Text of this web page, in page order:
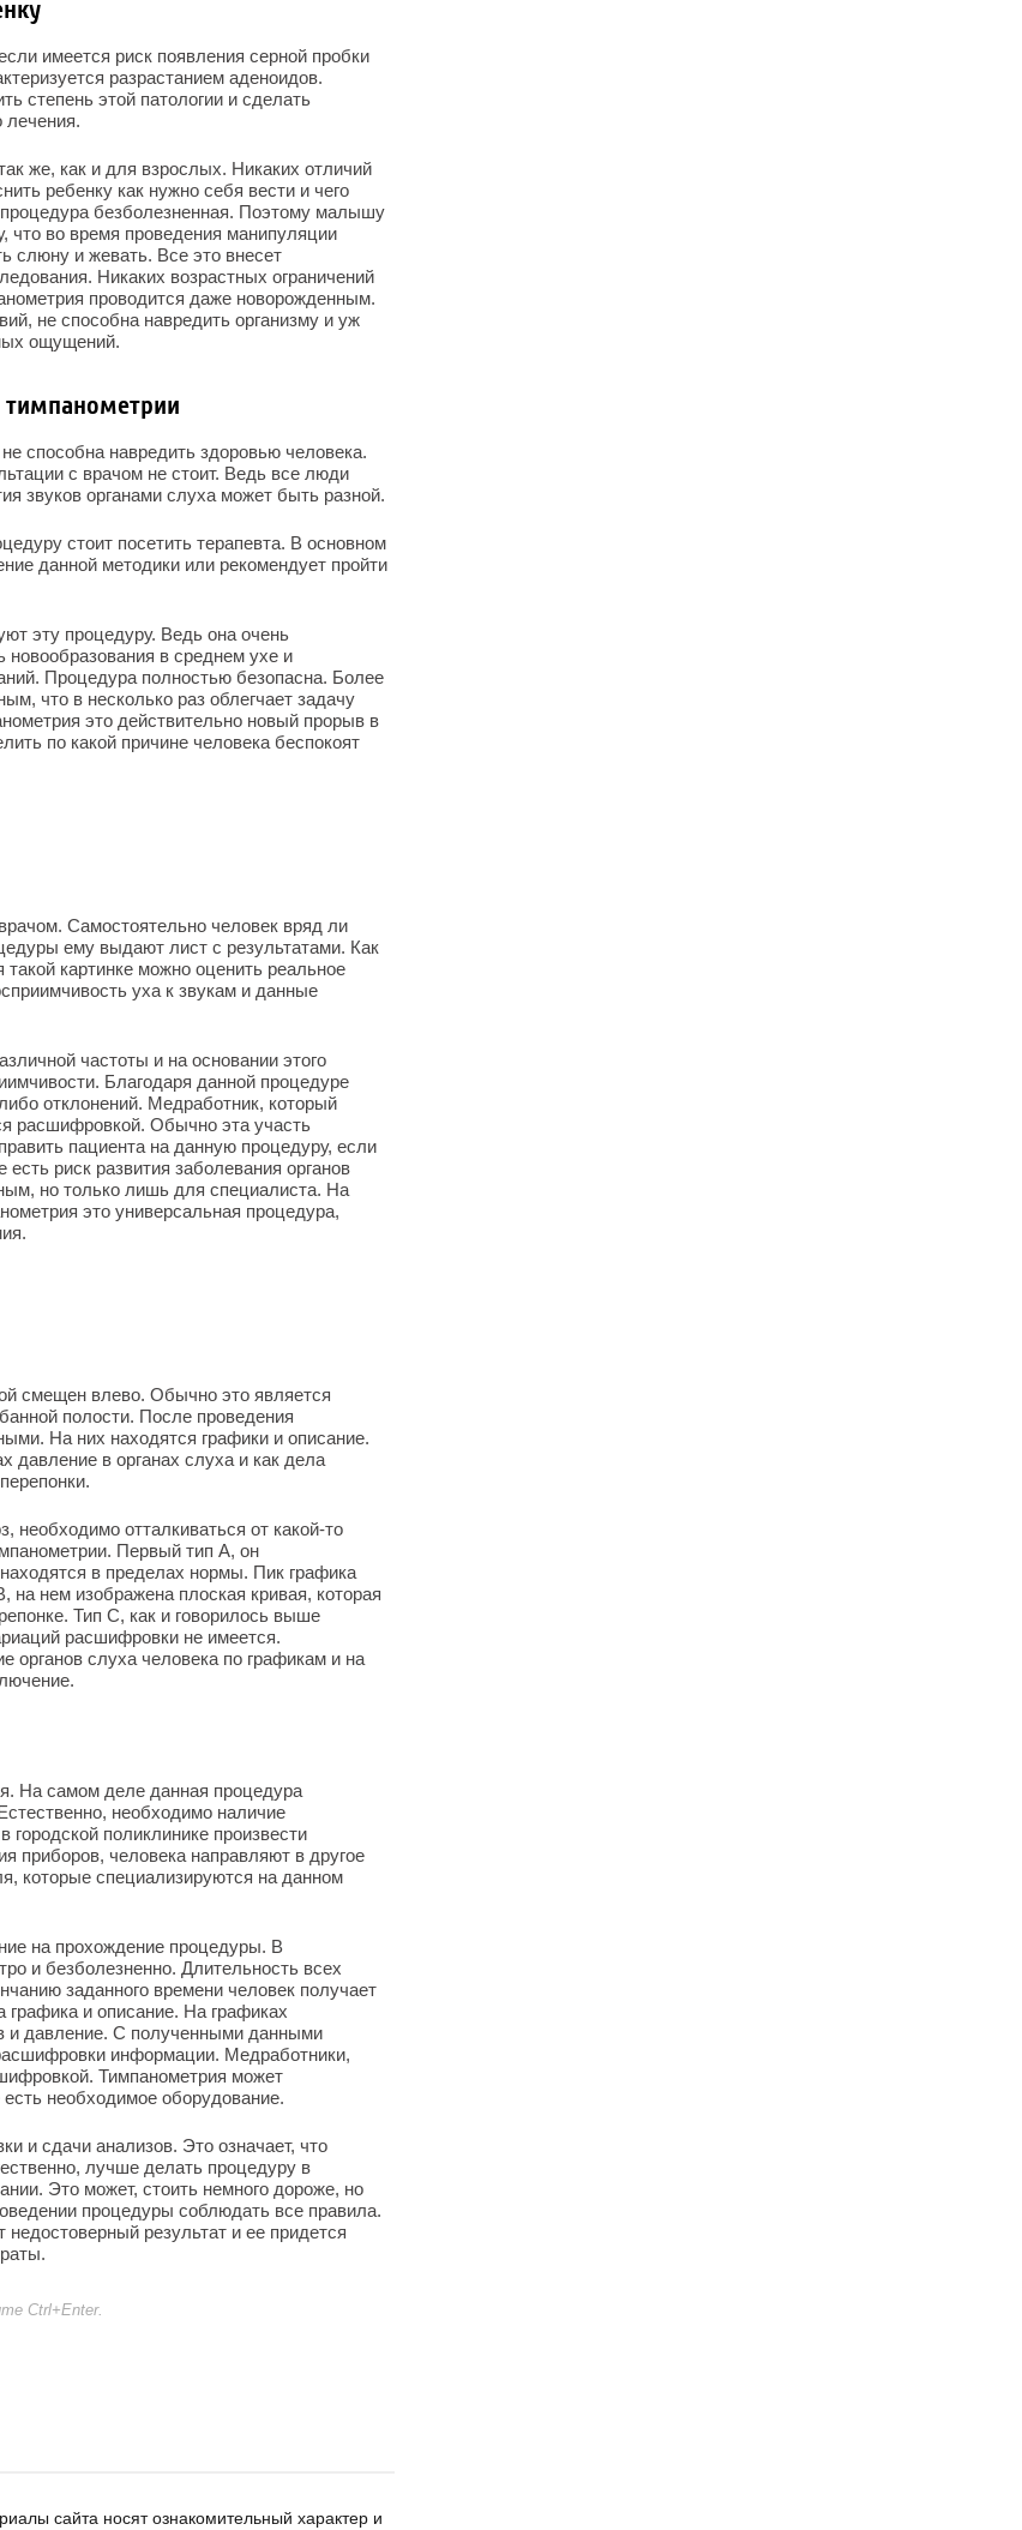
имеется риск появления серной пробки
разрастанием аденоидов.
степень этой патологии и сделать
лечения.
же, как и для взрослых. Никаких отличий
ребенку как нужно себя вести и чего
безболезненная. Поэтому малышу
что во время проведения манипуляции
слюну и жевать. Все это внесет
Никаких возрастных ограничений
проводится даже новорожденным.
не способна навредить организму и уж
ощущений.
способна навредить здоровью человека.
с врачом не стоит. Ведь все люди
звуков органами слуха может быть разной.
стоит посетить терапевта. В основном
данной методики или рекомендует пройти
эту процедуру. Ведь она очень
в среднем ухе и
Процедура полностью безопасна. Более
что в несколько раз облегчает задачу
это действительно новый прорыв в
по какой причине человека беспокоят
Самостоятельно человек вряд ли
ему выдают лист с результатами. Как
картинке можно оценить реальное
уха к звукам и данные
частоты и на основании этого
Благодаря данной процедуре
отклонений. Медработник, который
расшифровкой. Обычно эта участь
пациента на данную процедуру, если
риск развития заболевания органов
но только лишь для специалиста. На
это универсальная процедура,
смещен влево. Обычно это является
полости. После проведения
На них находятся графики и описание.
давление в органах слуха и как дела
необходимо отталкиваться от какой-то
Первый тип А, он
в пределах нормы. Пик графика
на нем изображена плоская кривая, которая
Тип С, как и говорилось выше
расшифровки не имеется.
органов слуха человека по графикам и на
На самом деле данная процедура
необходимо наличие
поликлинике произвести
приборов, человека направляют в другое
которые специализируются на данном
на прохождение процедуры. В
и безболезненно. Длительность всех
заданного времени человек получает
и описание. На графиках
и давление. С полученными данными
информации. Медработники,
Тимпанометрия может
необходимое оборудование.
и сдачи анализов. Это означает, что
лучше делать процедуру в
Это может, стоить немного дороже, но
процедуры соблюдать все правила.
результат и ее придется
Ctrl+Enter.
сайта носят ознакомительный характер и